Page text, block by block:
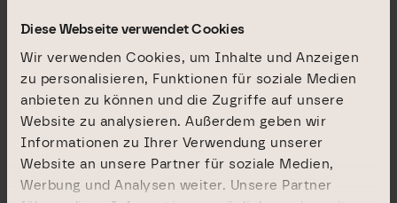
Diese Webseite verwendet Cookies
Wir verwenden Cookies, um Inhalte und Anzeigen
zu personalisieren, Funktionen für soziale Medien
anbieten zu können und die Zugriffe auf unsere
Website zu analysieren. Außerdem geben wir
Informationen zu Ihrer Verwendung unserer
Website an unsere Partner für soziale Medien,
Werbung und Analysen weiter. Unsere Partner
Stephan Heimbach
Neue Mainzer Straße 32-36
60311 Frankfurt am Main
Fon +49 69 9454858-1569
pr@branicks.com